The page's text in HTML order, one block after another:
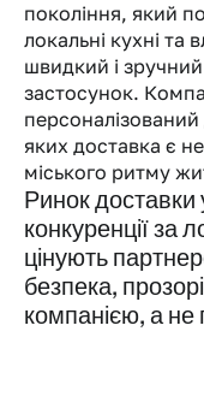
покоління, який
локальні кухні
швидкий і
застосунок.
яких доставка є
міського ритму
Ринок
конкуренції за
цінують
безпека,
компанією, а не